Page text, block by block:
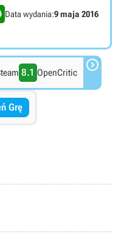
Data wydania:9 maja 2016
8.1 OpenCritic 
Grę